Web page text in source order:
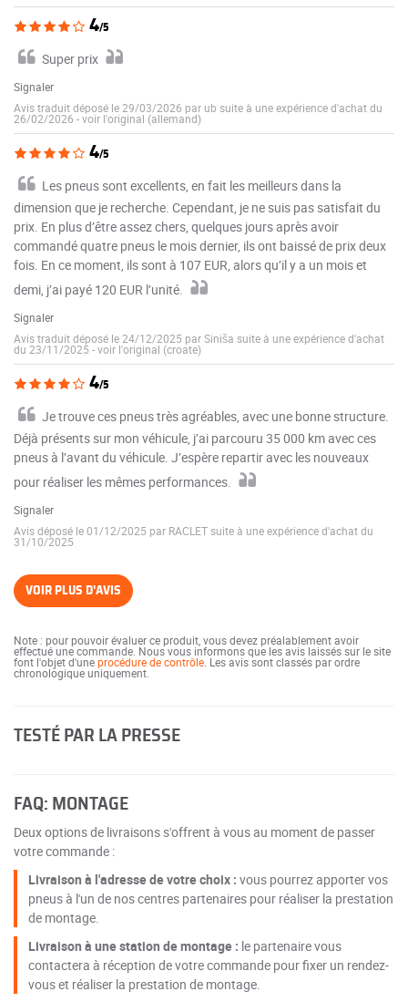
4/5
Super prix
Signaler
Avis traduit déposé le 29/03/2026 par ub suite à une expérience d'achat du
26/02/2026 -voir l'original (allemand)
4/5
Les pneus sont excellents, en fait les meilleurs dans la
dimension que je recherche. Cependant, je ne suis pas satisfait du
prix. En plus d’être assez chers, quelques jours après avoir
commandé quatre pneus le mois dernier, ils ont baissé de prix deux
fois. En ce moment, ils sont à 107 EUR, alors qu’il y a un mois et
demi, j’ai payé 120 EUR l’unité.
Signaler
Avis traduit déposé le 24/12/2025 par Siniša suite à une expérience d'achat
du 23/11/2025 -voir l'original (croate)
4/5
Je trouve ces pneus très agréables, avec une bonne structure.
Déjà présents sur mon véhicule, j’ai parcouru 35 000 km avec ces
pneus à l’avant du véhicule. J’espère repartir avec les nouveaux
pour réaliser les mêmes performances.
Signaler
Avis déposé le 01/12/2025 par RACLET suite à une expérience d'achat du
31/10/2025
VOIR PLUS D'AVIS
Note : pour pouvoir évaluer ce produit, vous devez préalablement avoir
effectué une commande. Nous vous informons que les avis laissés sur le site
font l'objet d'uneprocédure de contrôle . Les avis sont classés par ordre
chronologique uniquement.
TESTÉ PAR LA PRESSE
FAQ: MONTAGE
Deux options de livraisons s'offrent à vous au moment de passer
votre commande :
Livraison à l'adresse de votre choix : vous pourrez apporter vos
pneus à l'un de nos centres partenaires pour réaliser la prestation
de montage.
Livraison à une station de montage : le partenaire vous
contactera à réception de votre commande pour fixer un rendez-
vous et réaliser la prestation de montage.